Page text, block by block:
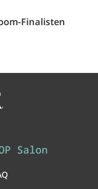
Finalisten
Salon